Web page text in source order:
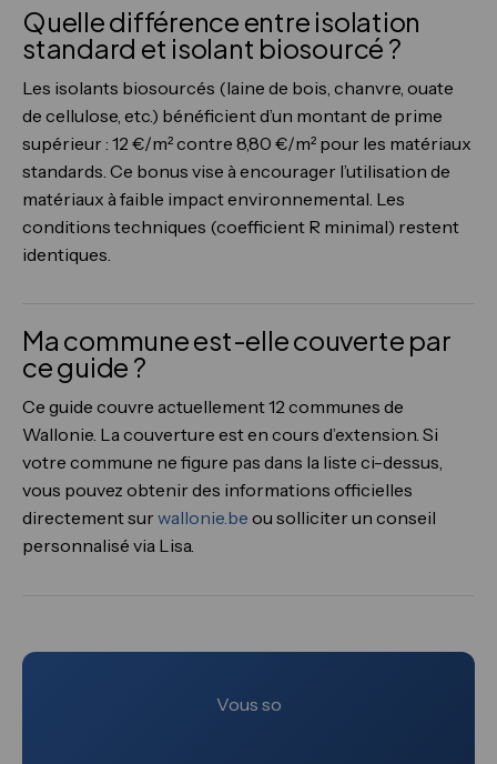
Quelle différence entre isolation
standard et isolant biosourcé ?
Les isolants biosourcés (laine de bois, chanvre, ouate
de cellulose, etc.) bénéficient d’un montant de prime
supérieur : 12 €/m² contre 8,80 €/m² pour les matériaux
standards. Ce bonus vise à encourager l’utilisation de
matériaux à faible impact environnemental. Les
conditions techniques (coefficient R minimal) restent
identiques.
Ma commune est-elle couverte par
ce guide ?
Ce guide couvre actuellement 12 communes de
Wallonie. La couverture est en cours d’extension. Si
votre commune ne figure pas dans la liste ci-dessus,
vous pouvez obtenir des informations officielles
directement sur wallonie.be ou solliciter un conseil
personnalisé via Lisa.
Vous so